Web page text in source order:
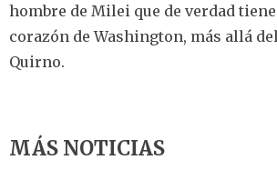
hombre de Milei que de verdad
corazón de Washington, más allá
Quirno.
MÁS NOTICIAS